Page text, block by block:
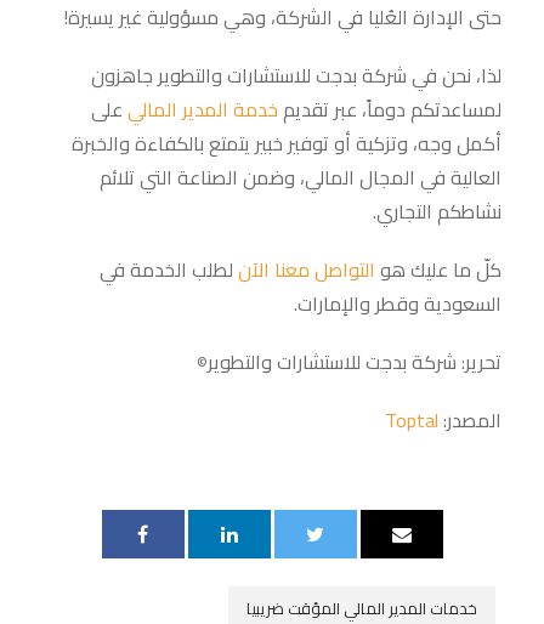
حتى الإدارة العُليا في الشركة، وهي مسؤولية غير يسيرة!
لذا، نحن في شركة بدجت للاستشارات والتطوير جاهزون
لمساعدتكم دوماً، عبر تقديم خدمة المدير الماليعلى
أكمل وجه، وتزكية أو توفير خبير يتمتع بالكفاءة والخبرة
العالية في المجال المالي، وضمن الصناعة التي تلائم
نشاطكم التجاري.
كلّ ما عليك هو التواصل معنا الآنلطلب الخدمة في
السعودية وقطر والإمارات.
تحرير: شركة بدجت للاستشارات والتطوير©
المصدر:Toptal
خدمات المدير المالي المؤقت ضريبيا